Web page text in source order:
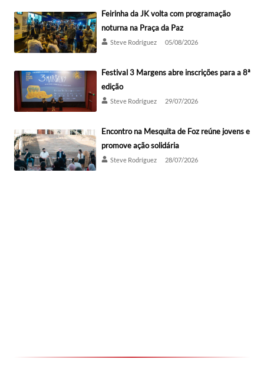
Feirinha da JK volta com programação
noturna na Praça da Paz
Steve Rodríguez 05/08/2026
Festival 3 Margens abre inscrições para a 8ª
edição
Steve Rodríguez 29/07/2026
Encontro na Mesquita de Foz reúne jovens e
promove ação solidária
Steve Rodríguez 28/07/2026